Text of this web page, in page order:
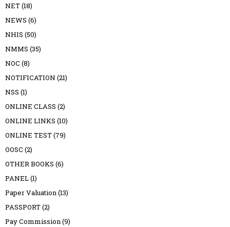
NET(18)
NEWS (6)
NHIS (50)
NMMS (35)
NOC (8)
NOTIFICATION (21)
NSS (1)
ONLINE CLASS (2)
ONLINE LINKS (10)
ONLINE TEST(79)
OOSC (2)
OTHER BOOKS (6)
PANEL(1)
Paper Valuation(13)
PASSPORT(2)
Pay Commission(9)